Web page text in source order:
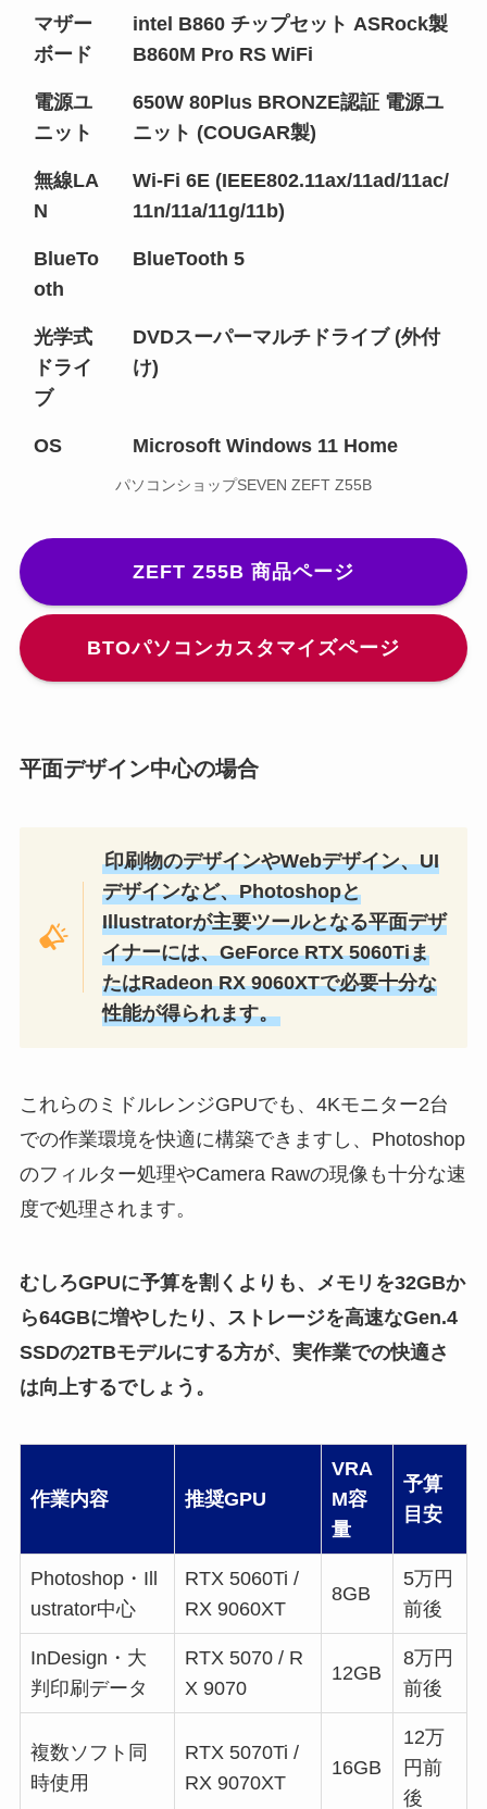
マザー
ボード
intel B860 チップセット ASRock製
B860M Pro RS WiFi
電源ユ
ニット
650W 80Plus BRONZE認証 電源ユ
ニット (COUGAR製)
無線LA
N
Wi-Fi 6E (IEEE802.11ax/11ad/11ac/
11n/11a/11g/11b)
BlueTo
oth
BlueTooth 5
光学式
ドライ
ブ
DVDスーパーマルチドライブ (外付
け)
OS Microsoft Windows 11 Home
パソコンショップSEVEN ZEFT Z55B
ZEFT Z55B 商品ページ
BTOパソコンカスタマイズページ
平面デザイン中心の場合
印刷物のデザインやWebデザイン、UI
デザインなど、Photoshopと
Illustratorが主要ツールとなる平面デザ
イナーには、GeForce RTX 5060Tiま
たはRadeon RX 9060XTで必要十分な
性能が得られます。
これらのミドルレンジGPUでも、4Kモニター2台
での作業環境を快適に構築できますし、Photoshop
のフィルター処理やCamera Rawの現像も十分な速
度で処理されます。
むしろGPUに予算を割くよりも、メモリを32GBか
ら64GBに増やしたり、ストレージを高速なGen.4
SSDの2TBモデルにする方が、実作業での快適さ
は向上するでしょう。
作業内容 推奨GPU
VRA
M容
量
予算
目安
Photoshop・Ill
ustrator中心
RTX 5060Ti /
RX 9060XT
8GB
5万円
前後
InDesign・大
判印刷データ
RTX 5070 / R
X 9070
12GB
8万円
前後
複数ソフト同
時使用
RTX 5070Ti /
RX 9070XT
16GB
12万
円前
後